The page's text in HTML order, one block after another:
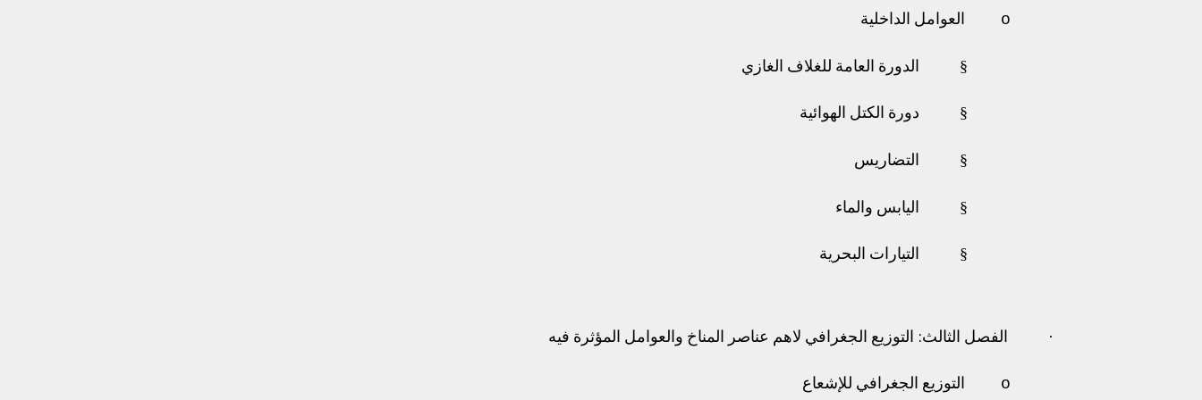
o العوامل الداخلية
§ الدورة العامة للغلاف الغازي
§ دورة الكتل الهوائية
§ التضاريس
§ اليابس والماء
§ التيارات البحرية
· الفصل الثالث: التوزيع الجغرافي لاهم عناصر المناخ والعوامل المؤثرة فيه
o التوزيع الجغرافي للإشعاع